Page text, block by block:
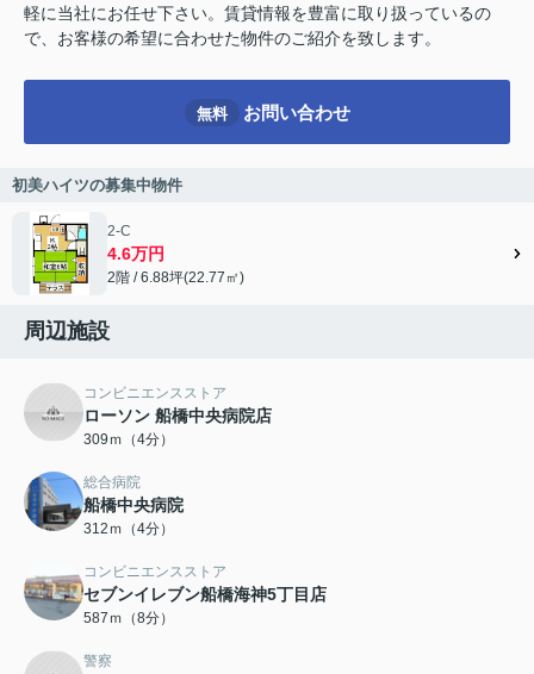
軽に当社にお任せ下さい。賃貸情報を豊富に取り扱っているの
で、お客様の希望に合わせた物件のご紹介を致します。
無料 お問い合わせ
初美ハイツの募集中物件
2-C
4.6万円
2階 / 6.88坪(22.77㎡)
周辺施設
コンビニエンスストア
ローソン 船橋中央病院店
309ｍ（4分）
総合病院
船橋中央病院
312ｍ（4分）
コンビニエンスストア
セブンイレブン船橋海神5丁目店
587ｍ（8分）
警察